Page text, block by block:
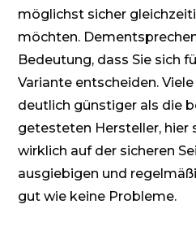
möglichst sicher
möchten.
Bedeutung, dass Sie sich
Variante entscheiden.
deutlich günstiger als die
getesteten Hersteller, hier
wirklich auf der sicheren
ausgiebigen und
gut wie keine Probleme.